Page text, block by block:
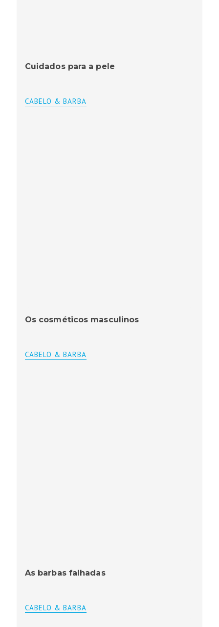
Cuidados para a pele
CABELO & BARBA
Os cosméticos masculinos
CABELO & BARBA
As barbas falhadas
CABELO & BARBA